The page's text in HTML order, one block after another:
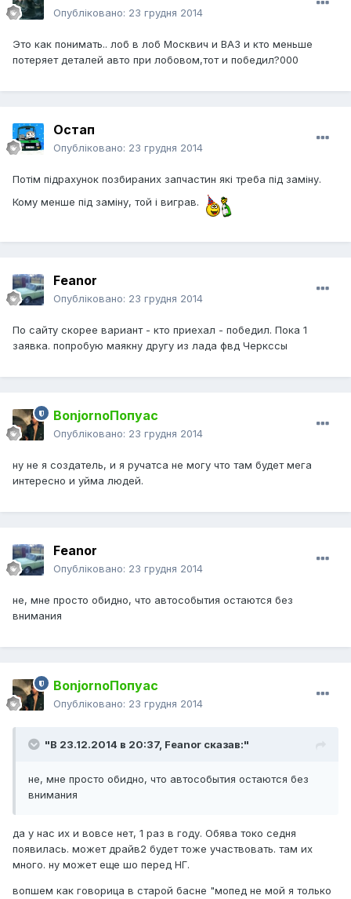
Опубліковано: 23 грудня 2014
Это как понимать.. лоб в лоб Москвич и ВАЗ и кто меньше
потеряет деталей авто при лобовом,тот и победил?000
Остап
Опубліковано: 23 грудня 2014
Потім підрахунок позбираних запчастин які треба під заміну.
Кому менше під заміну, той і виграв.
Feanor
Опубліковано: 23 грудня 2014
По сайту скорее вариант - кто приехал - победил. Пока 1
заявка. попробую маякну другу из лада фвд Черкссы
BonjornoПопуас
Опубліковано: 23 грудня 2014
ну не я создатель, и я ручатса не могу что там будет мега
интересно и уйма людей.
Feanor
Опубліковано: 23 грудня 2014
не, мне просто обидно, что автособытия остаются без
внимания
BonjornoПопуас
Опубліковано: 23 грудня 2014
"В 23.12.2014 в 20:37, Feanor сказав:"
не, мне просто обидно, что автособытия остаются без
внимания
да у нас их и вовсе нет, 1 раз в году. Обява токо седня
появилась. может драйв2 будет тоже участвовать. там их
много. ну может еще шо перед НГ.
вопшем как говорица в старой басне "мопед не мой я только